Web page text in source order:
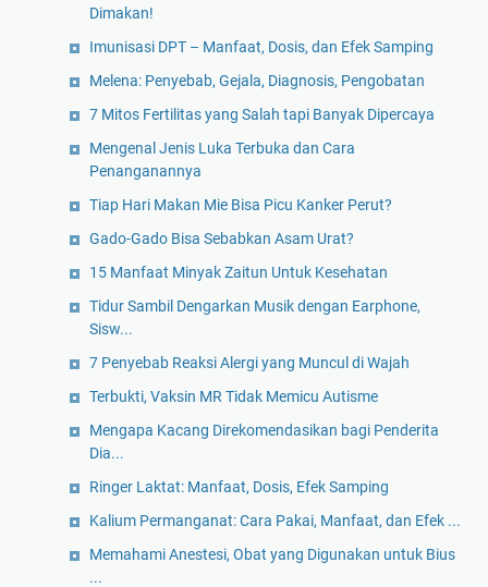
Dimakan!
Imunisasi DPT – Manfaat, Dosis, dan Efek Samping
Melena: Penyebab, Gejala, Diagnosis, Pengobatan
7 Mitos Fertilitas yang Salah tapi Banyak Dipercaya
Mengenal Jenis Luka Terbuka dan Cara
Penanganannya
Tiap Hari Makan Mie Bisa Picu Kanker Perut?
Gado-Gado Bisa Sebabkan Asam Urat?
15 Manfaat Minyak Zaitun Untuk Kesehatan
Tidur Sambil Dengarkan Musik dengan Earphone,
Sisw...
7 Penyebab Reaksi Alergi yang Muncul di Wajah
Terbukti, Vaksin MR Tidak Memicu Autisme
Mengapa Kacang Direkomendasikan bagi Penderita
Dia...
Ringer Laktat: Manfaat, Dosis, Efek Samping
Kalium Permanganat: Cara Pakai, Manfaat, dan Efek ...
Memahami Anestesi, Obat yang Digunakan untuk Bius
...